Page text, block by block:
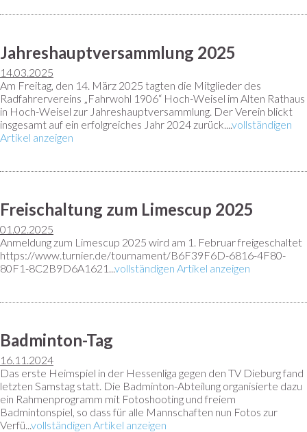
Jahreshauptversammlung 2025
14.03.2025
Am Freitag, den 14. März 2025 tagten die Mitglieder des
Radfahrervereins „Fahrwohl 1906“ Hoch-Weisel im Alten Rathaus
in Hoch-Weisel zur Jahreshauptversammlung. Der Verein blickt
insgesamt auf ein erfolgreiches Jahr 2024 zurück....vollständigen
Artikel anzeigen
Freischaltung zum Limescup 2025
01.02.2025
Anmeldung zum Limescup 2025 wird am 1. Februar freigeschaltet
https://www.turnier.de/tournament/B6F39F6D-6816-4F80-
80F1-8C2B9D6A1621...vollständigen Artikel anzeigen
Badminton-Tag
16.11.2024
Das erste Heimspiel in der Hessenliga gegen den TV Dieburg fand
letzten Samstag statt. Die Badminton-Abteilung organisierte dazu
ein Rahmenprogramm mit Fotoshooting und freiem
Badmintonspiel, so dass für alle Mannschaften nun Fotos zur
Verfü...vollständigen Artikel anzeigen